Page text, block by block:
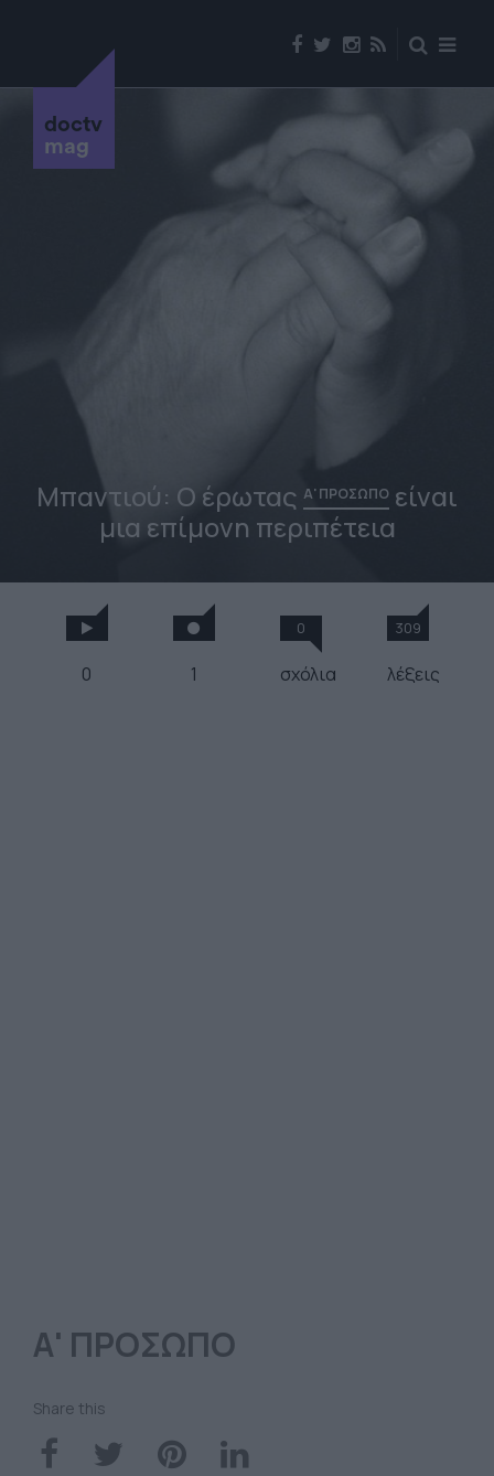
doctv
mag
Μπαντιού: Ο έρωτας Α' ΠΡΟΣΩΠΟ είναι
μια επίμονη περιπέτεια
0 1
0
σχόλια
309
λέξεις
Α' ΠΡΟΣΩΠΟ
Share this